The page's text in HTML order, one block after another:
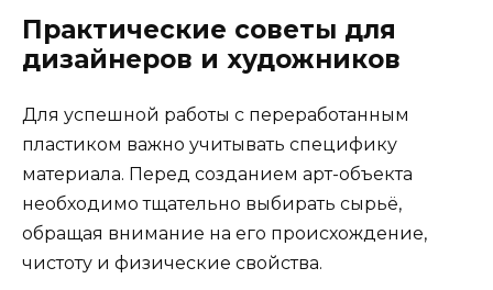
Практические советы для
дизайнеров и художников
Для успешной работы с переработанным
пластиком важно учитывать специфику
материала. Перед созданием арт-объекта
необходимо тщательно выбирать сырьё,
обращая внимание на его происхождение,
чистоту и физические свойства.